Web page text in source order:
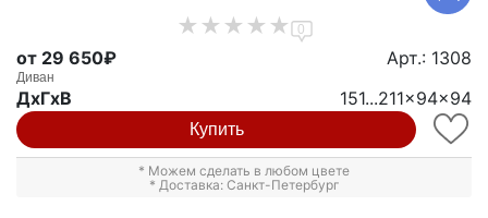
0
от 29 650₽ Арт.: 1308
Диван
ДxГxВ 151...211x94x94
Купить
* Можем сделать в любом цвете
* Доставка: Санкт-Петербург